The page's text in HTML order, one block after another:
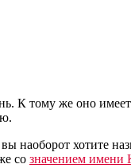
К тому же оно
наоборот хотите
со значением имени